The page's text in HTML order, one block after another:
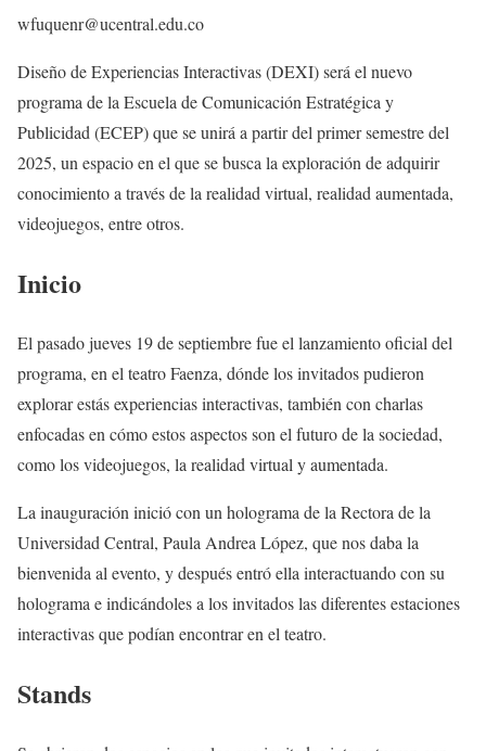
wfuquenr@ucentral.edu.co
Diseño de Experiencias Interactivas (DEXI) será el nuevo
programa de la Escuela de Comunicación Estratégica y
Publicidad (ECEP) que se unirá a partir del primer semestre del
2025, un espacio en el que se busca la exploración de adquirir
conocimiento a través de la realidad virtual, realidad aumentada,
videojuegos, entre otros.
Inicio
El pasado jueves 19 de septiembre fue el lanzamiento oficial del
programa, en el teatro Faenza, dónde los invitados pudieron
explorar estás experiencias interactivas, también con charlas
enfocadas en cómo estos aspectos son el futuro de la sociedad,
como los videojuegos, la realidad virtual y aumentada.
La inauguración inició con un holograma de la Rectora de la
Universidad Central, Paula Andrea López, que nos daba la
bienvenida al evento, y después entró ella interactuando con su
holograma e indicándoles a los invitados las diferentes estaciones
interactivas que podían encontrar en el teatro.
Stands